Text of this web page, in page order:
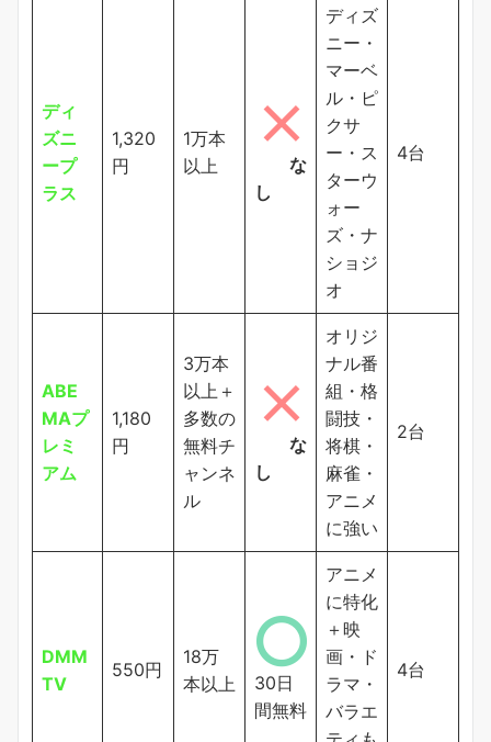
ディ
ズニ
ープ
ラス
1,320
円
1万本
以上
な
し
ディズ
ニー・
マーベ
ル・ピ
クサ
ー・ス
ターウ
ォー
ズ・ナ
ショジ
オ
4台
ABE
MAプ
レミ
アム
1,180
円
3万本
以上＋
多数の
無料チ
ャンネ
ル
な
し
オリジ
ナル番
組・格
闘技・
将棋・
麻雀・
アニメ
に強い
2台
DMM
TV
550円
18万
本以上
30日
間無料
アニメ
に特化
＋映
画・ド
ラマ・
バラエ
4台